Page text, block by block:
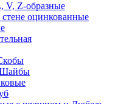
Z-образные
оцинкованные
Шайбы